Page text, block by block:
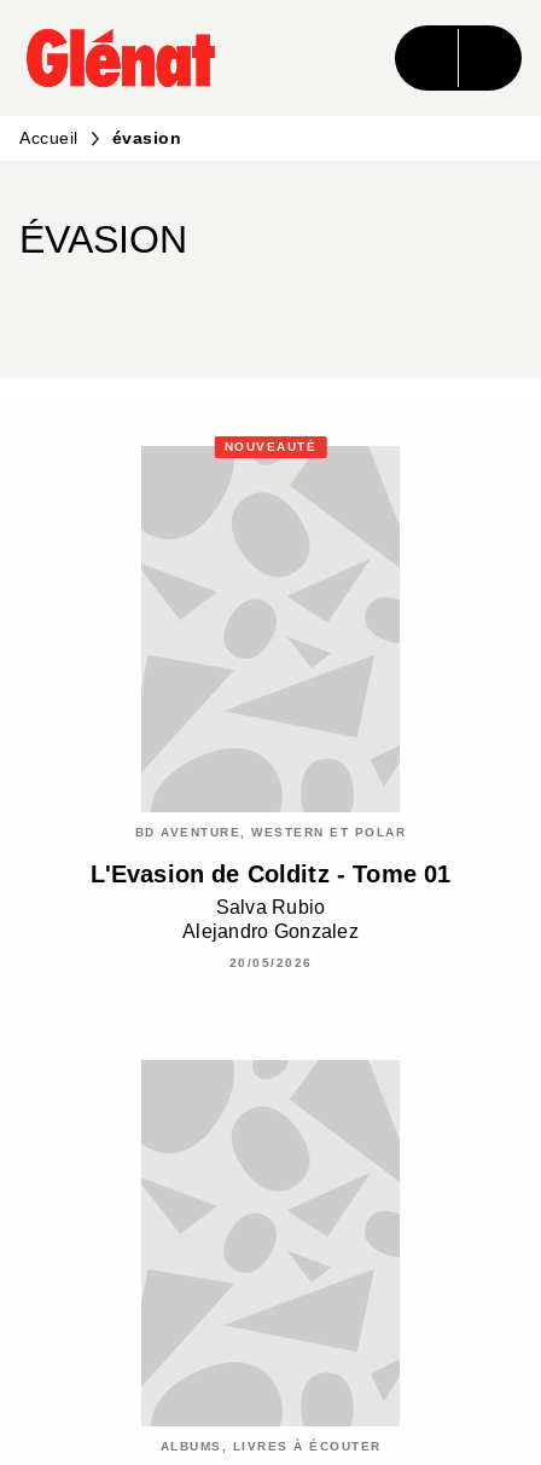
MENU RECHERCHE CONTENU
PIED DE PAGE
Accueil évasion
ÉVASION
NOUVEAUTÉ
BD AVENTURE, WESTERN ET POLAR
L'Evasion de Colditz - Tome 01
Salva Rubio
Alejandro Gonzalez
20/05/2026
ALBUMS, LIVRES À ÉCOUTER